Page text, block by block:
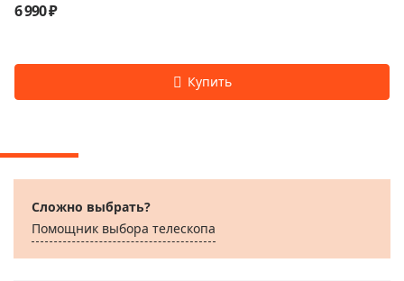
6 990 ₽
Сложно выбрать?
Помощник выбора телескопа